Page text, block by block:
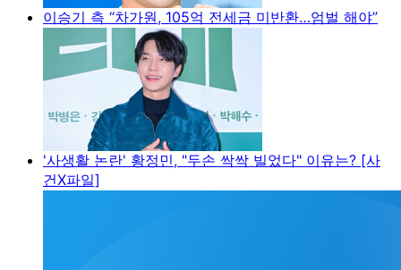
이승기 측 “차가원, 105억 전세금 미반환…엄벌 해야”
'사생활 논란' 황정민, "두손 싹싹 빌었다" 이유는? [사
건X파일]